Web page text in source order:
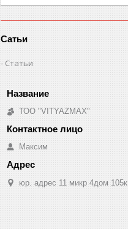
Сатьи
Статьи
ТОО "VITYAZMAX"
Максим
юр. адрес 11 микр 4дом